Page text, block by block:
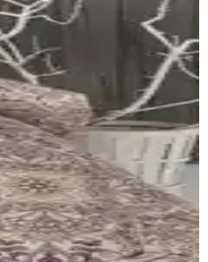
yönlü fermuar ile pratik
yardımcı olur.
inceler; konfor ve